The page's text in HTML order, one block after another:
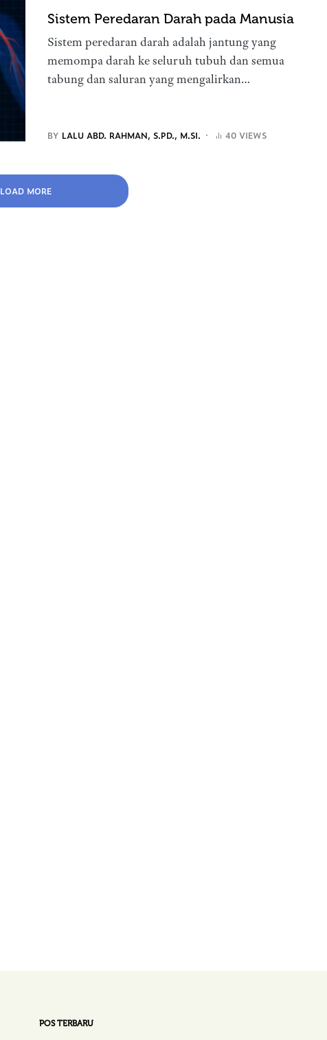
Sistem Peredaran Darah pada Manusia
Sistem peredaran darah adalah jantung yang
memompa darah ke seluruh tubuh dan semua
tabung dan saluran yang mengalirkan…
BY LALU ABD. RAHMAN, S.PD., M.SI. 40 VIEWS
LOAD MORE
POS TERBARU